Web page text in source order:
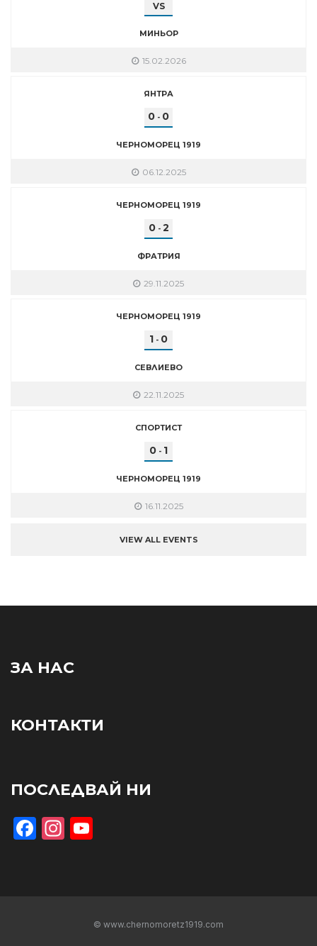
VS
МИНЬОР
15.02.2026
ЯНТРА
0 - 0
ЧЕРНОМОРЕЦ 1919
06.12.2025
ЧЕРНОМОРЕЦ 1919
0- 2
ФРАТРИЯ
29.11.2025
ЧЕРНОМОРЕЦ 1919
1 - 0
СЕВЛИЕВО
22.11.2025
СПОРТИСТ
0 - 1
ЧЕРНОМОРЕЦ 1919
16.11.2025
VIEW ALL EVENTS
ЗА НАС
КОНТАКТИ
ПОСЛЕДВАЙ НИ
Facebook
Instagram
© www.chernomoretz1919.com